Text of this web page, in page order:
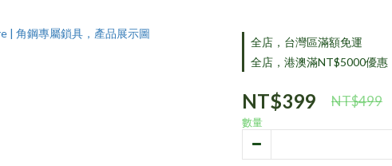
全店，台灣區滿額免運
全店，港澳滿NT$5000優惠
NT$399 NT$499
數量